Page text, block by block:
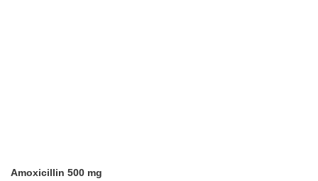
Amoxicillin 500 mg